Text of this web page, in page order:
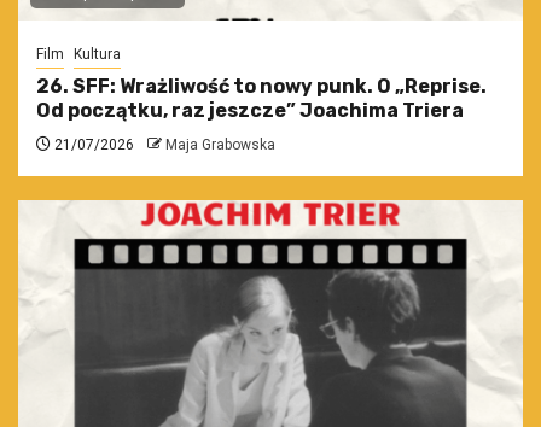
Film Kultura
26. SFF: Wrażliwość to nowy punk. O „Reprise.
Od początku, raz jeszcze” Joachima Triera
21/07/2026 Maja Grabowska